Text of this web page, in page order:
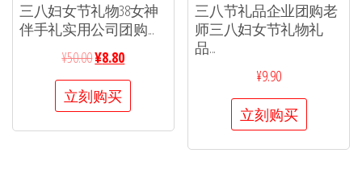
三八妇女节礼物38女神
伴手礼实用公司团购...
¥50.00¥8.80
立刻购买
三八节礼品企业团购老
师三八妇女节礼物礼
品...
¥9.90
立刻购买